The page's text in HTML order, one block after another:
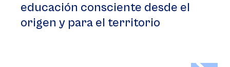
educación consciente desde el
origen y para el territorio